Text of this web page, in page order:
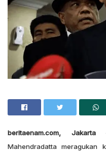
beritaenam.com, Jakarta
Mahendradatta meragukan